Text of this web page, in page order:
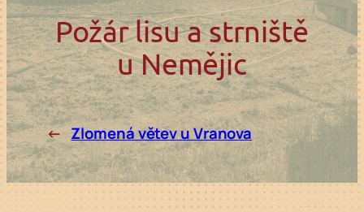
Požár lisu a strniště
u Nemějic
← Zlomená větev u Vranova